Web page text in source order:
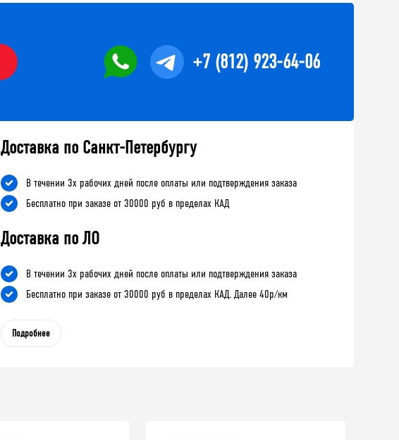
+7 (812) 923-64-06
Доставка по Санкт-Петербургу
В течении 3х рабочих дней после оплаты или подтверждения заказа
Бесплатно при заказе от 30000 руб в пределах КАД
Доставка по ЛО
В течении 3х рабочих дней после оплаты или подтверждения заказа
Бесплатно при заказе от 30000 руб в пределах КАД. Далее 40р/км
Подробнее